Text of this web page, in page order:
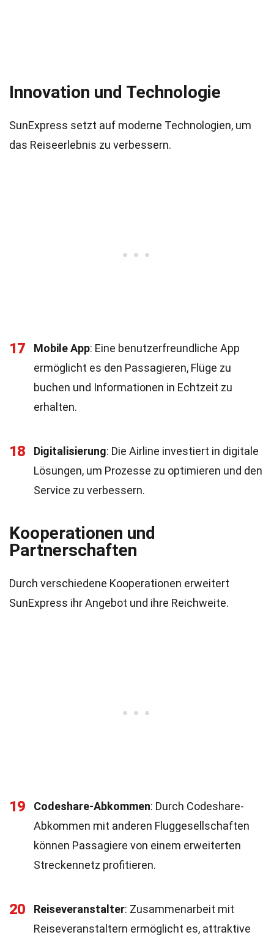
Innovation und Technologie
SunExpress setzt auf moderne Technologien, um
das Reiseerlebnis zu verbessern.
17 Mobile App: Eine benutzerfreundliche App
ermöglicht es den Passagieren, Flüge zu
buchen und Informationen in Echtzeit zu
erhalten.
18 Digitalisierung: Die Airline investiert in digitale
Lösungen, um Prozesse zu optimieren und den
Service zu verbessern.
Kooperationen und
Partnerschaften
Durch verschiedene Kooperationen erweitert
SunExpress ihr Angebot und ihre Reichweite.
19 Codeshare-Abkommen: Durch Codeshare-
Abkommen mit anderen Fluggesellschaften
können Passagiere von einem erweiterten
Streckennetz profitieren.
20 Reiseveranstalter: Zusammenarbeit mit
Reiseveranstaltern ermöglicht es, attraktive